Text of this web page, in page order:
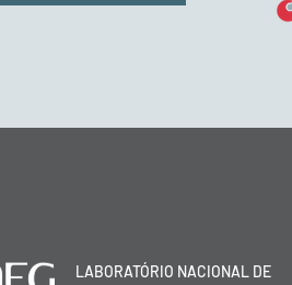
LABORATÓRIO NACIONAL DE